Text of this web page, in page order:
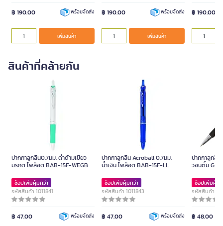
฿ 190.00 พร้อมจัดส่ง
เพิ่มสินค้า
฿ 190.00 พร้อมจัดส่ง
เพิ่มสินค้า
฿ 190.00
สินค้าที่คล้ายกัน
ปากกาลูกลื่น0.7มม. ดำด้ามเขียว
มรกต ไพล็อต BAB-15F-WEGB
ช้อปเพิ่มคุ้มกว่า
รหัสสินค้า 1011841
฿ 47.00 พร้อมจัดส่ง
ปากกาลูกลื่น Acroball 0.7มม.
น้ำเงิน ไพล็อต BAB-15F-LL
ช้อปเพิ่มคุ้มกว่า
รหัสสินค้า 1011843
฿ 47.00 พร้อมจัดส่ง
ปากกาลูกลื่
วอนตั้ม Gelo
ช้อปเพิ่มคุ้ม
รหัสสินค้า
฿ 48.00